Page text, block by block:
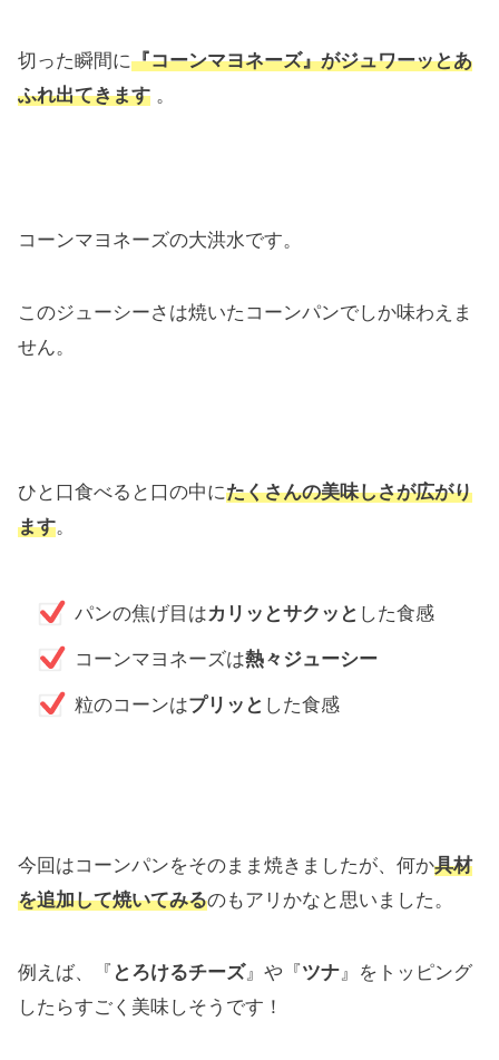
切った瞬間に『コーンマヨネーズ』がジュワーッとあ
ふれ出てきます 。
コーンマヨネーズの大洪水です。
このジューシーさは焼いたコーンパンでしか味わえま
せん。
ひと口食べると口の中にたくさんの美味しさが広がり
ます。
パンの焦げ目はカリッとサクッと した食感
コーンマヨネーズは熱々ジューシー
粒のコーンはプリッと した食感
今回はコーンパンをそのまま焼きましたが、何か具材
を追加して焼いてみるのもアリかなと思いました。
例えば、『 とろけるチーズ』や『ツナ』をトッピング
したらすごく美味しそうです！